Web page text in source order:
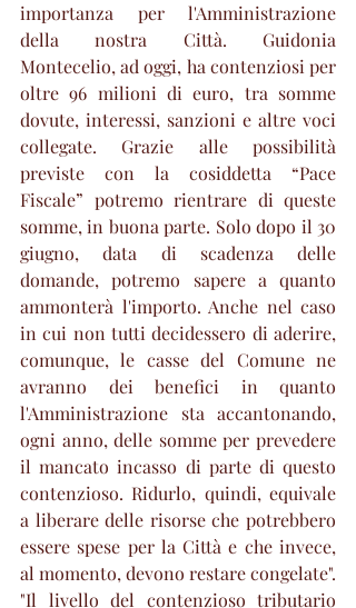
importanza per l'Amministrazione
della nostra Città. Guidonia
Montecelio, ad oggi, ha contenziosi per
oltre 96 milioni di euro, tra somme
dovute, interessi, sanzioni e altre voci
collegate. Grazie alle possibilità
previste con la cosiddetta “Pace
Fiscale” potremo rientrare di queste
somme, in buona parte. Solo dopo il 30
giugno, data di scadenza delle
domande, potremo sapere a quanto
ammonterà l'importo. Anche nel caso
in cui non tutti decidessero di aderire,
comunque, le casse del Comune ne
avranno dei benefici in quanto
l'Amministrazione sta accantonando,
ogni anno, delle somme per prevedere
il mancato incasso di parte di questo
contenzioso. Ridurlo, quindi, equivale
a liberare delle risorse che potrebbero
essere spese per la Città e che invece,
"Il livello del contenzioso tributario